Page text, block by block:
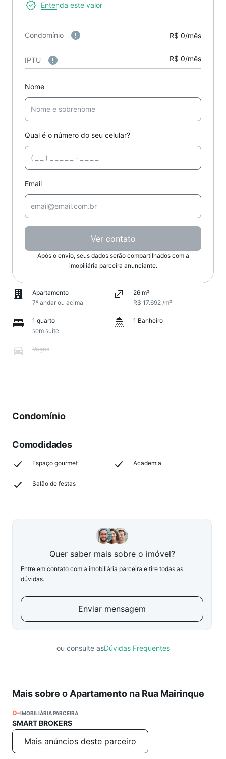
Entenda este valor
Condomínio R$ 0/mês
IPTU R$ 0/mês
Nome
Qual é o número do seu celular?
Email
Ver contato
Após o envio, seus dados serão compartilhados com a
imobiliária parceira anunciante.
Apartamento
7º andar ou acima
26 m²
R$ 17.692 /m²
1 quarto
sem suíte
1 Banheiro
Vagas
Condomínio
Comodidades
Espaço gourmet Academia
Salão de festas
Quer saber mais sobre o imóvel?
Entre em contato com a imobiliária parceira e tire todas as
dúvidas.
Enviar mensagem
ou consulte asDúvidas Frequentes
Mais sobre o Apartamento na Rua Mairinque
IMOBILIÁRIA PARCEIRA
SMART BROKERS
Mais anúncios deste parceiro